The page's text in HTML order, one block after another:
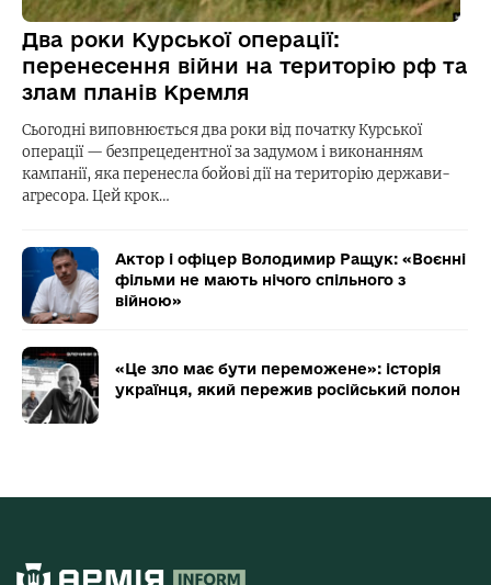
Два роки Курської операції:
перенесення війни на територію рф та
злам планів Кремля
Сьогодні виповнюється два роки від початку Курської
операції — безпрецедентної за задумом і виконанням
кампанії, яка перенесла бойові дії на територію держави-
агресора. Цей крок…
Актор і офіцер Володимир Ращук: «Воєнні
фільми не мають нічого спільного з
війною»
«Це зло має бути переможене»: історія
українця, який пережив російський полон